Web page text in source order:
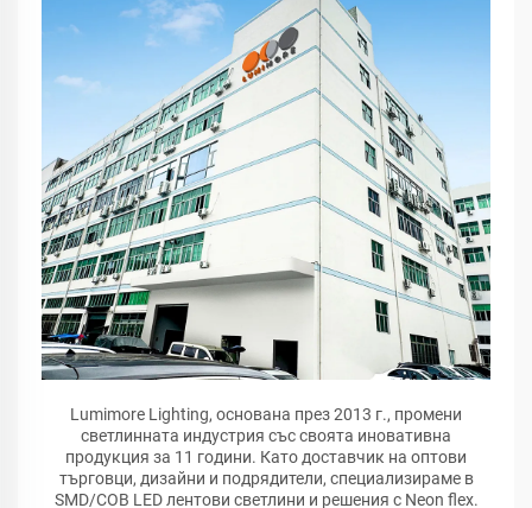
Lumimore Lighting, основана през 2013 г., промени
светлинната индустрия със своята иновативна
продукция за 11 години. Като доставчик на оптови
търговци, дизайни и подрядители, специализираме в
SMD/COB LED лентови светлини и решения с Neon flex.